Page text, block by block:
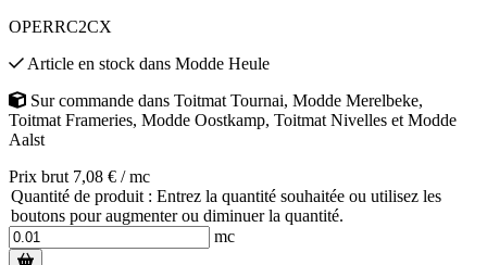
OPERRC2CX
Article en stock dans Modde Heule
Sur commande dans Toitmat Tournai, Modde Merelbeke,
Toitmat Frameries, Modde Oostkamp, Toitmat Nivelles et Modde
Aalst
Prix brut 7,08 € / mc
Quantité de produit : Entrez la quantité souhaitée ou utilisez les
boutons pour augmenter ou diminuer la quantité.
mc